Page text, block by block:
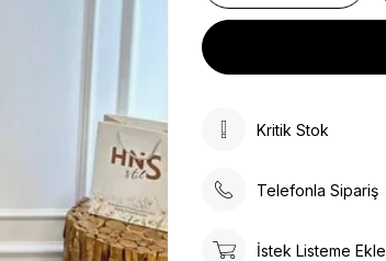
Kritik Stok
Telefonla Sipariş
İstek Listeme Ekle